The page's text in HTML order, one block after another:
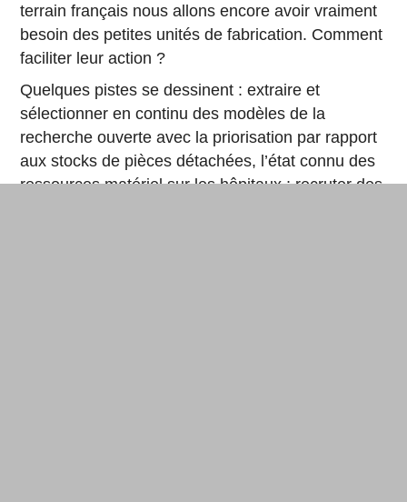
terrain français nous allons encore avoir vraiment
besoin des petites unités de fabrication. Comment
faciliter leur action ?
Quelques pistes se dessinent : extraire et
sélectionner en continu des modèles de la
recherche ouverte avec la priorisation par rapport
aux stocks de pièces détachées, l’état connu des
ressources matériel sur les hôpitaux ; recruter des